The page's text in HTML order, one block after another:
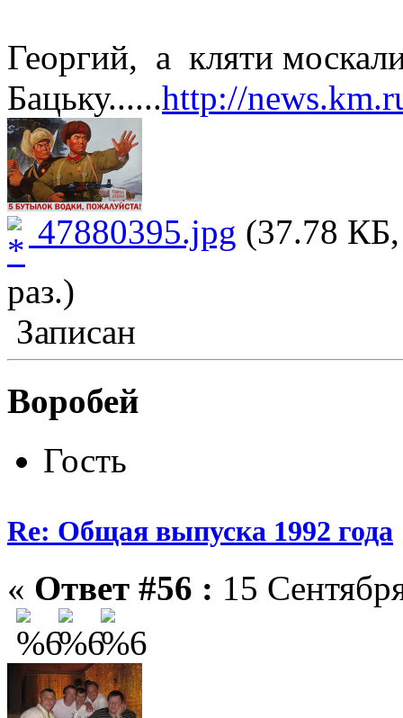
Георгий, а кляти
Бацьку......http://
47880395.jpg (37.78
раз.)
Записан
Воробей
Гость
Re: Общая выпуска 1992 года
« Ответ #56 : 15